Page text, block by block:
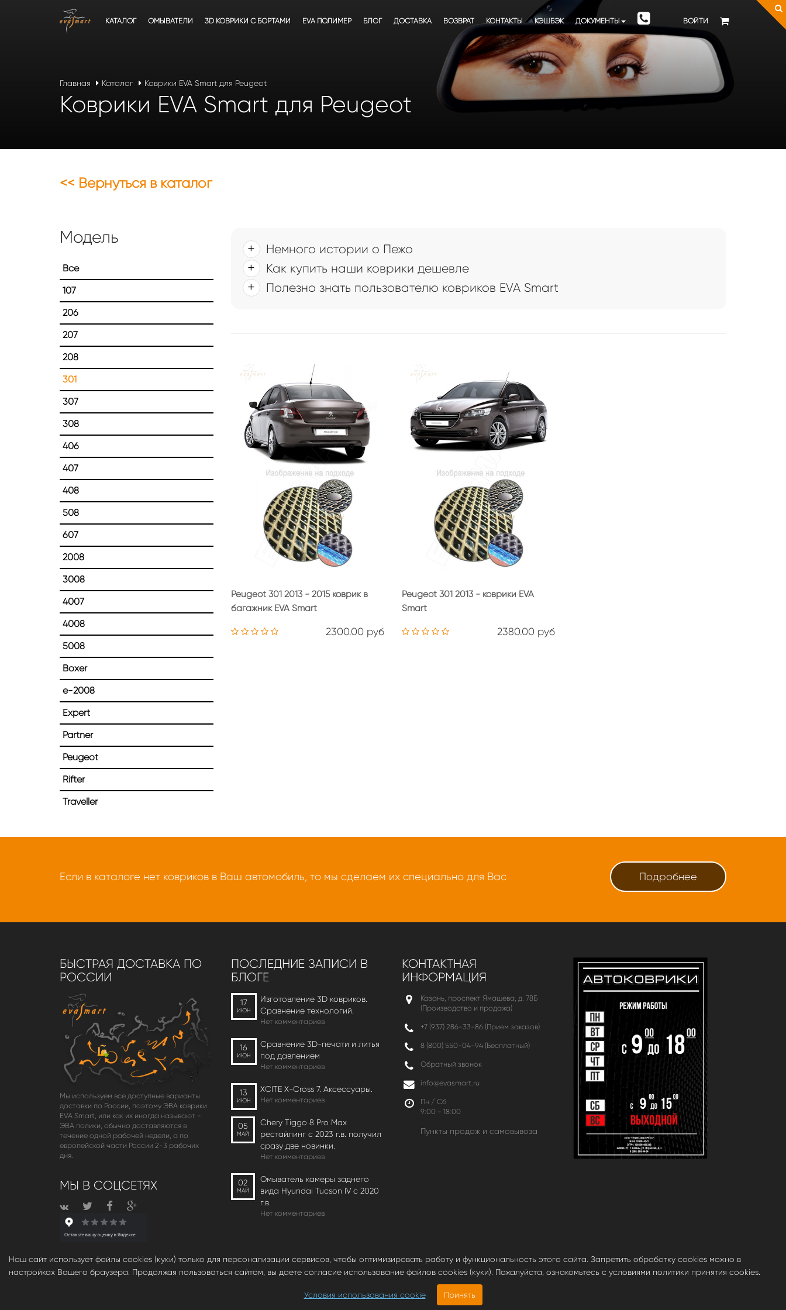
ВОЙТИ
КАТАЛОГ ОМЫВАТЕЛИ 3D КОВРИКИ C БОРТАМИ EVA ПОЛИМЕР БЛОГ ДОСТАВКА ВОЗВРАТ КОНТАКТЫ КЭШБЭК ДОКУМЕНТЫ
Главная Каталог Коврики EVA Smart для Peugeot
Коврики EVA Smart для Peugeot
<< Вернуться в каталог
Немного истории о Пежо
Как купить наши коврики дешевле
Полезно знать пользователю ковриков EVA Smart
Peugeot 301 2013 - 2015 коврик в
багажник EVA Smart
2300.00 руб
Peugeot 301 2013 - коврики EVA
Smart
2380.00 руб
Модель
Все
107
206
207
208
301
307
308
406
407
408
508
607
2008
3008
4007
4008
5008
Boxer
e-2008
Expert
Partner
Peugeot
Rifter
Traveller
Если в каталоге нет ковриков в Ваш автомобиль, то мы сделаем их специально для Вас Подробнее
БЫСТРАЯ ДОСТАВКА ПО
РОССИИ
Мы используем все доступные варианты
доставки по России, поэтому ЭВА коврики
EVA Smart, или как их иногда называют -
ЭВА полики, обычно доставляются в
течение одной рабочей недели, а по
европейской части России 2-3 рабочих
дня.
МЫ В СОЦСЕТЯХ
ПОСЛЕДНИЕ ЗАПИСИ В
БЛОГЕ
17
ИЮН
Изготовление 3D ковриков.
Сравнение технологий.
Нет комментариев
16
ИЮН
Сравнение 3D-печати и литья
под давлением
Нет комментариев
13
ИЮН
XCITE X-Cross 7. Аксессуары.
Нет комментариев
05
МАЙ
Chery Tiggo 8 Pro Max
рестайлинг с 2023 г.в. получил
сразу две новинки.
Нет комментариев
02
МАЙ
Омыватель камеры заднего
вида Hyundai Tucson IV c 2020
г.в.
Нет комментариев
КОНТАКТНАЯ
ИНФОРМАЦИЯ
Казань, проспект Ямашева, д. 78Б
(Производство и продажа)
+7 (937) 286-33-86 (Прием заказов)
8 (800) 550-04-94 (Бесплатный)
Обратный звонок
info@evasmart.ru
Пн / Сб
9:00 - 18:00
Пункты продаж и самовывоза
https://evasmart.ru
Наш сайт использует файлы cookies (куки) только для персонализации сервисов, чтобы оптимизировать работу и функциональность этого сайта. Запретить обработку cookies можно в
настройках Вашего браузера. Продолжая пользоваться сайтом, вы даете согласие использование файлов cookies (куки). Пожалуйста, ознакомьтесь с условиями политики принятия cookies.
Условия использования cookie Принять